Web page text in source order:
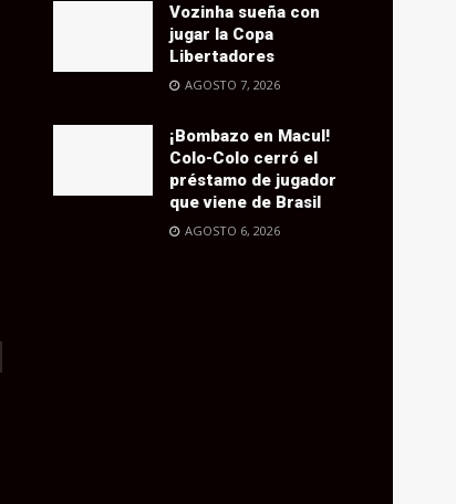
Vozinha sueña con
jugar la Copa
Libertadores
AGOSTO 7, 2026
¡Bombazo en Macul!
Colo-Colo cerró el
préstamo de jugador
que viene de Brasil
AGOSTO 6, 2026